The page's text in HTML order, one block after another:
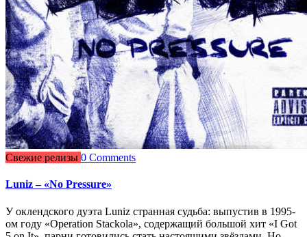
Свежие релизы 0 Comments
Luniz – «No Pressure»
У оклендского дуэта Luniz странная судьба: выпустив в 1995-
ом году «Operation Stackola», содержащий большой хит «I Got